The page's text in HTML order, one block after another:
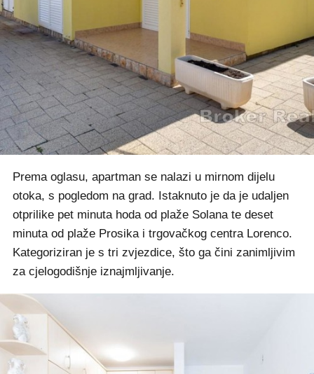
Prema oglasu, apartman se nalazi u mirnom dijelu
otoka, s pogledom na grad. Istaknuto je da je udaljen
otprilike pet minuta hoda od plaže Solana te deset
minuta od plaže Prosika i trgovačkog centra Lorenco.
Kategoriziran je s tri zvjezdice, što ga čini zanimljivim
za cjelogodišnje iznajmljivanje.